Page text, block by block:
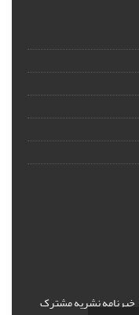
خبرنامه نشریه مشترک